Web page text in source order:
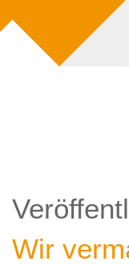
Wir